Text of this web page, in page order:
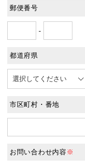
郵便番号
-
都道府県
市区町村・番地
お問い合わせ内容 ※